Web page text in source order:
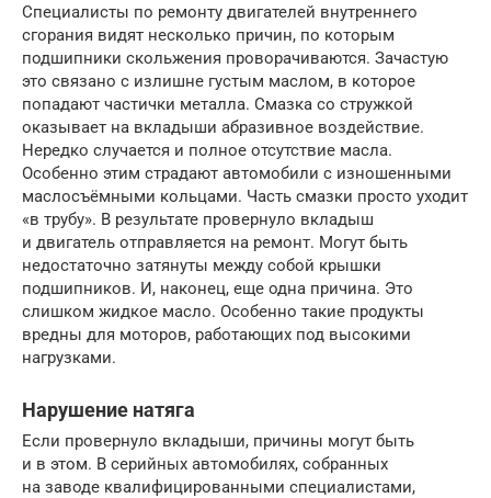
Специалисты по ремонту двигателей внутреннего
сгорания видят несколько причин, по которым
подшипники скольжения проворачиваются. Зачастую
это связано с излишне густым маслом, в которое
попадают частички металла. Смазка со стружкой
оказывает на вкладыши абразивное воздействие.
Нередко случается и полное отсутствие масла.
Особенно этим страдают автомобили с изношенными
маслосъёмными кольцами. Часть смазки просто уходит
«в трубу». В результате провернуло вкладыш
и двигатель отправляется на ремонт. Могут быть
недостаточно затянуты между собой крышки
подшипников. И, наконец, еще одна причина. Это
слишком жидкое масло. Особенно такие продукты
вредны для моторов, работающих под высокими
нагрузками.
Нарушение натяга
Если провернуло вкладыши, причины могут быть
и в этом. В серийных автомобилях, собранных
на заводе квалифицированными специалистами,